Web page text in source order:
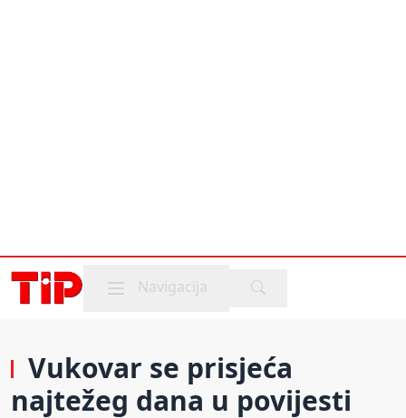
Mobile menu
Navigacija
Vukovar se prisjeća
najtežeg dana u povijesti